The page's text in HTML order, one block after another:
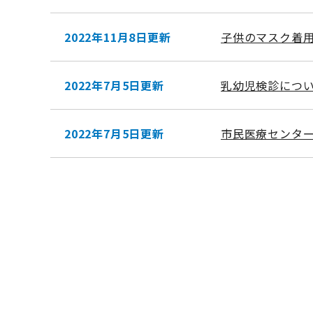
2022年11月8日更新 子供のマスク着
2022年7月5日更新 乳幼児検診につ
2022年7月5日更新 市民医療センタ